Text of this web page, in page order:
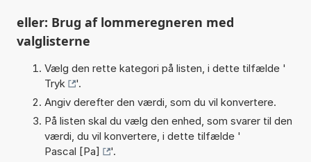
eller: Brug af lommeregneren med
valglisterne
Vælg den rette kategori på listen, i dette tilfælde '
Tryk
'.
Angiv derefter den værdi, som du vil konvertere.
På listen skal du vælg den enhed, som svarer til den
værdi, du vil konvertere, i dette tilfælde '
Pascal [Pa]
'.